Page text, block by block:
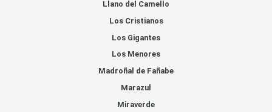
Llano del Camello
Los Cristianos
Los Gigantes
Los Menores
Madroñal de Fañabe
Marazul
Miraverde